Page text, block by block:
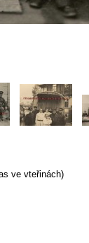
ve vteřinách)